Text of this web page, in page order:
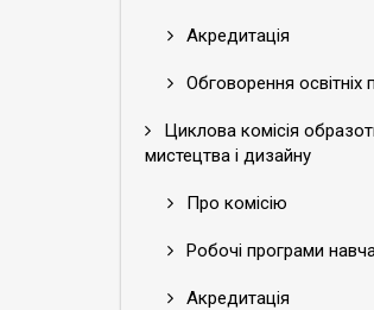
Акредитація
Обговорення освітніх
Циклова комісія
мистецтва і дизайну
Про комісію
Робочі програми
Акредитація